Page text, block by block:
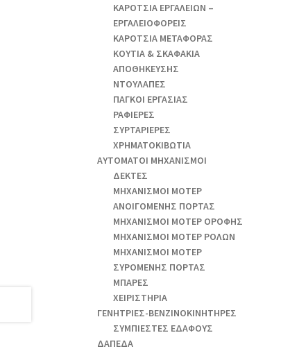
ΚΑΡΟΤΣΙΑ ΕΡΓΑΛΕΙΩΝ –
ΕΡΓΑΛΕΙΟΦΟΡΕΙΣ
ΚΑΡΟΤΣΙΑ ΜΕΤΑΦΟΡΑΣ
ΚΟΥΤΙΑ & ΣΚΑΦΑΚΙΑ
ΑΠΟΘΗΚΕΥΣΗΣ
ΝΤΟΥΛΑΠΕΣ
ΠΑΓΚΟΙ ΕΡΓΑΣΙΑΣ
ΡΑΦΙΕΡΕΣ
ΣΥΡΤΑΡΙΕΡΕΣ
ΧΡΗΜΑΤΟΚΙΒΩΤΙΑ
ΑΥΤΟΜΑΤΟΙ ΜΗΧΑΝΙΣΜΟΙ
ΔΕΚΤΕΣ
ΜΗΧΑΝΙΣΜΟΙ ΜΟΤΕΡ
ΑΝΟΙΓΟΜΕΝΗΣ ΠΟΡΤΑΣ
ΜΗΧΑΝΙΣΜΟΙ ΜΟΤΕΡ ΟΡΟΦΗΣ
ΜΗΧΑΝΙΣΜΟΙ ΜΟΤΕΡ ΡΟΛΩΝ
ΜΗΧΑΝΙΣΜΟΙ ΜΟΤΕΡ
ΣΥΡΟΜΕΝΗΣ ΠΟΡΤΑΣ
ΜΠΑΡΕΣ
ΧΕΙΡΙΣΤΗΡΙΑ
ΓΕΝΗΤΡΙΕΣ-ΒΕΝΖΙΝΟΚΙΝΗΤΗΡΕΣ
ΣΥΜΠΙΕΣΤΕΣ ΕΔΑΦΟΥΣ
ΔΑΠΕΔΑ